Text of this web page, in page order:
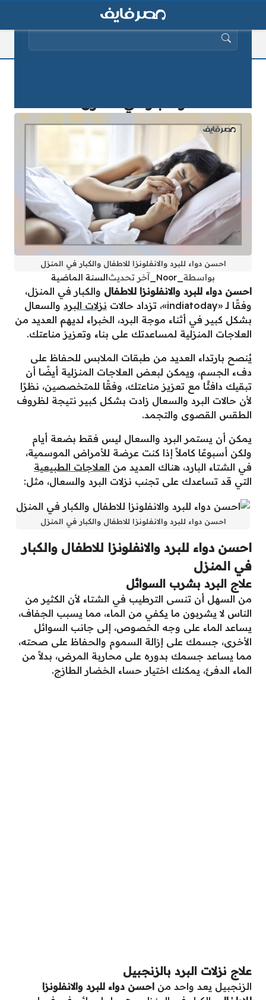
احسن دواء للبرد والانفلونزا للاطفال والكبار في المنزل
بواسطة آخر تحديثالسنة الماضية
احسن دواء للبرد والانفلونزا للاطفال والكبار في المنزل،
وفقًا لـ «indiatoday»، تزداد حالات
نزلات البرد والسعال
بشكل كبير في أثناء موجة البرد، الخبراء لديهم العديد من
العلاجات المنزلية لمساعدتك على بناء وتعزيز مناعتك.
يُنصح بارتداء العديد من طبقات الملابس للحفاظ على
دفء الجسم، ويمكن لبعض العلاجات المنزلية أيضًا أن
تبقيك دافئًا مع تعزيز مناعتك، وفقًا للمتخصصين، نظرًا
لأن حالات البرد والسعال زادت بشكل كبير نتيجة لظروف
الطقس القصوى والتجمد.
يمكن أن يستمر البرد والسعال ليس فقط بضعة أيام
ولكن أسبوعًا كاملاً إذا كنت عرضة للأمراض الموسمية،
في الشتاء البارد، هناك العديد من العلاجات الطبيعية
التي قد تساعدك على تجنب نزلات البرد والسعال، مثل:
احسن دواء للبرد والانفلونزا للاطفال والكبار في المنزل
احسن دواء للبرد والانفلونزا للاطفال والكبار
في المنزل
علاج البرد بشرب السوائل
من السهل أن تنسى الترطيب في الشتاء لأن الكثير من
الناس لا يشربون ما يكفي من الماء، مما يسبب الجفاف،
يساعد الماء على وجه الخصوص، إلى جانب السوائل
الأخرى، جسمك على إزالة السموم والحفاظ على صحته،
مما يساعد جسمك بدوره على محاربة المرض، بدلاً من
الماء الدفئ، يمكنك اختيار حساء الخضار الطازج.
علاج نزلات البرد بالزنجبيل
الزنجبيل يعد واحد من احسن دواء للبرد والانفلونزا
البحث عن: